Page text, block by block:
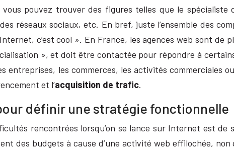
vous pouvez trouver des figures telles que le
réseaux sociaux, etc. En bref, juste l’ensemble des
c’est cool ». En France, les agences web sont de
», et doit être contactée pour répondre à
entreprises, les commerces, les activités commerciales
et l’acquisition de trafic.
définir une stratégie fonctionnelle
rencontrées lorsqu’on se lance sur Internet est
des budgets à cause d’une activité web effilochée,